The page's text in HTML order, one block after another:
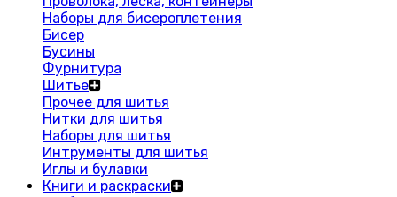
Наборы для бисероплетения
Бисер
Бусины
Фурнитура
Шитье
Прочее для шитья
Нитки для шитья
Наборы для шитья
Интрументы для шитья
Иглы и булавки
Книги и раскраски